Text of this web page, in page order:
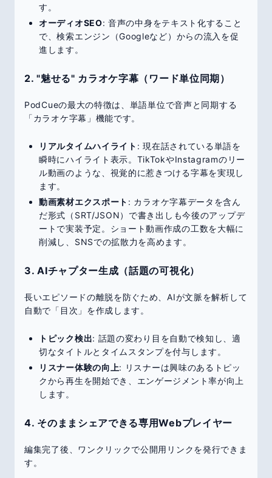
す。
オーディオSEO: 音声の中身をテキスト化すること
で、検索エンジン（Googleなど）からの流入を促
進します。
2. "魅せる" カラオケ字幕（ワード単位同期）
PodCueの最大の特徴は、単語単位で音声と同期する
「カラオケ字幕」機能です。
リアルタイムハイライト : 現在話されている単語を
瞬時にハイライト表示。TikTokやInstagramのリー
ル動画のような、視覚的に惹きつける字幕を実現し
ます。
動画素材エクスポート : カラオケ字幕データを含ん
だ形式（SRT/JSON）で書き出しも今後のアップデ
ートで実装予定。ショート動画作成の工数を大幅に
削減し、SNSでの拡散力を高めます。
3. AIチャプター生成（話題の可視化）
長いエピソードの離脱を防ぐため、AIが文脈を解析して
自動で「目次」を作成します。
トピック検出: 話題の変わり目を自動で検知し、適
切なタイトルとタイムスタンプを付与します。
リスナー体験の向上: リスナーは興味のあるトピッ
クから再生を開始でき、エンゲージメント率が向上
します。
4. そのままシェアできる専用Webプレイヤー
編集完了後、ワンクリックで公開用リンクを発行できま
す。